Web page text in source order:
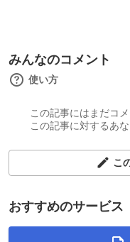
みんなのコメント
使い方
この記事にはまだコ
この記事に対するあ
こ
おすすめのサービス